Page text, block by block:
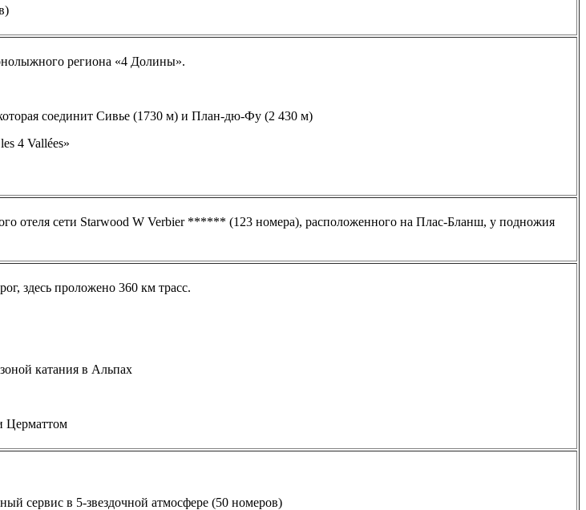
номеров)
региона «4 Долины».
соединит Сивье (1730 м) и План-дю-Фу (2 430 м)
4 Vallées»
отеля сети Starwood W Verbier ****** (123 номера), расположенного на Плас-Бланш, у подножия
здесь проложено 360 км трасс.
катания в Альпах
Церматтом
сервис в 5-звездочной атмосфере (50 номеров)